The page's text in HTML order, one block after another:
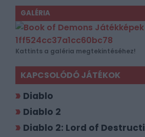
GALÉRIA
Kattints a galéria megtekintéséhez!
KAPCSOLÓDÓ JÁTÉKOK
Diablo
Diablo 2
Diablo 2: Lord of